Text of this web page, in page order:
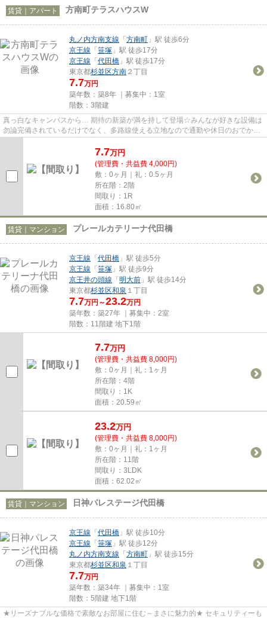
賃貸｜アパート 方南町テラスハウスW
丸ノ内方南支線 「方南町 」駅 徒歩6分
京王線 「笹塚 」駅 徒歩17分
京王線 「代田橋 」駅 徒歩17分
東京都杉並区方南 ２丁目
7.7万円
築年数：築8年 ｜募集中： 1室
階数：3階建
真っ白なキャンパスから… 期待の新築が満を持して登場☆みんなが好きな設備は
勿論完備されているだけでなく、多路線使える立地なので通勤や休日のおでかけ
も楽ちんです(^_-)-☆
7.7万円
(管理費・共益費 4,000円)
敷：0ヶ月｜礼：0.5ヶ月
所在階：2階
間取り：1R
面積：16.80㎡
賃貸｜マンション プレールカテリーナ代田橋
京王線 「代田橋 」駅 徒歩5分
京王線 「笹塚 」駅 徒歩9分
京王井の頭線 「明大前 」駅 徒歩14分
東京都杉並区和泉 １丁目
7.7万円～23.2万円
築年数：築27年 ｜募集中： 2室
階数：11階建 地下1階
7.7万円
(管理費・共益費 8,000円)
敷：0ヶ月｜礼：1ヶ月
所在階：4階
間取り：1K
面積：20.59㎡
23.2万円
(管理費・共益費 8,000円)
敷：0ヶ月｜礼：1ヶ月
所在階：11階
間取り：3LDK
面積：62.02㎡
賃貸｜マンション 日神パレステージ代田橋
京王線 「代田橋 」駅 徒歩10分
京王線 「笹塚 」駅 徒歩12分
丸ノ内方南支線 「方南町 」駅 徒歩15分
東京都杉並区和泉 １丁目
7.7万円
築年数：築34年 ｜募集中： 1室
階数：5階建 地下1階
★リーズナブルな価格で素敵なお部屋に住む～まさに魅力的★ セキュリティーも